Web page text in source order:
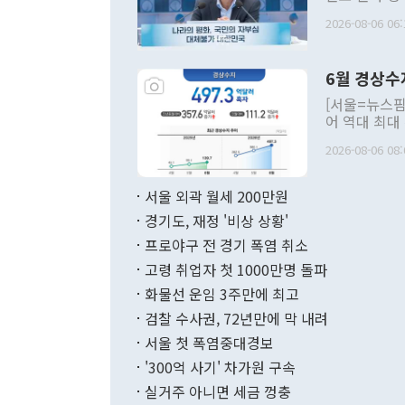
발언 중에는
주의적 희망
관의 대북
관 부처 장
관의 무리한
다. [정동영 통일부 장관이 지난달 23일 오후 서울 종로구 정부서울청사에
무너졌다고
함께 4자 대
2026-08-06
6월 경상
[서울=뉴스
어 역대 최
료=한국은행] 한국은행이 6일 발표한 '2026년 6월 국제수지(잠정)'
며 월간 기
196.9% 급
수출은
2026-08-06
서울 외곽 월세 200만원
경기도, 재정 '비상 상황'
프로야구 전 경기 폭염 취소
고령 취업자 첫 1000만명 돌파
화물선 운임 3주만에 최고
검찰 수사권, 72년만에 막 내려
서울 첫 폭염중대경보
'300억 사기' 차가원 구속
실거주 아니면 세금 껑충